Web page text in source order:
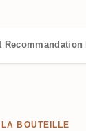
Recommandation
BOUTEILLE